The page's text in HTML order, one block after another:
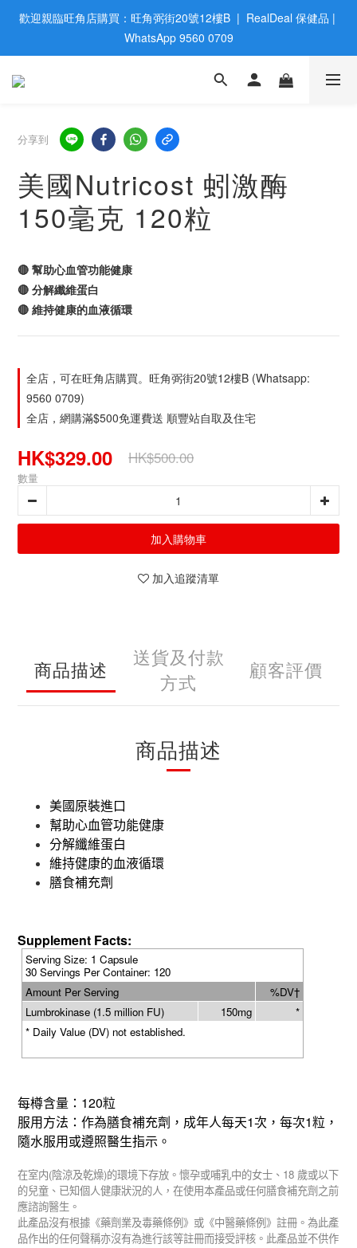
歡迎親臨旺角店購買：旺角弼街20號12樓B  |  RealDeal 保健品 |
WhatsApp 9560 0709
歡迎親臨旺角店購買：旺角弼街20號12樓B  |  RealDeal 保健品 |
WhatsApp 9560 0709
會員大升級 | 於12個月内消費滿$2200，即成爲黃金會員 | 消費滿
網站購買滿$500，免運費送貨 | Free Delivery on HK $500 Online
Order
歡迎親臨旺角店購買：旺角弼街20號12樓B  |  RealDeal 保健品 |
WhatsApp 9560 0709
分享到
美國Nutricost 蚓激酶
150毫克 120粒
🔴 幫助心血管功能健康
🔴 分解纖維蛋白
🔴 維持健康的血液循環
全店，可在旺角店購買。旺角弼街20號12樓B (Whatsapp:
9560 0709)
全店，網購滿$500免運費送 順豐站自取及住宅
HK$329.00 HK$500.00
數量
加入購物車
加入追蹤清單
商品描述
送貨及付款
方式
顧客評價
商品描述
美國原裝進口
幫助心血管功能健康
分解纖維蛋白
維持健康的血液循環
膳食補充劑
Supplement Facts:
Serving Size: 1 Capsule
30 Servings Per Container: 120
Amount Per Serving
%DV†
Lumbrokinase (1.5 million FU)
150mg
*
* Daily Value (DV) not established.
每樽含量： 120粒
服用方法：作為膳食補充劑，成年人每天1次，每次1粒，
隨水服用或遵照醫生指示。
在室内(陰涼及乾燥)的環境下存放。懷孕或哺乳中的女士、 18 歲或以下
的兒童、已知個人健康狀況的人，在使用本產品或任何膳食補充劑之前
應諮詢醫生。
此產品沒有根據《藥劑業及毒藥條例》或《中醫藥條例》註冊。為此產
品作出的任何聲稱亦沒有為進行該等註冊而接受評核。此產品並不供作